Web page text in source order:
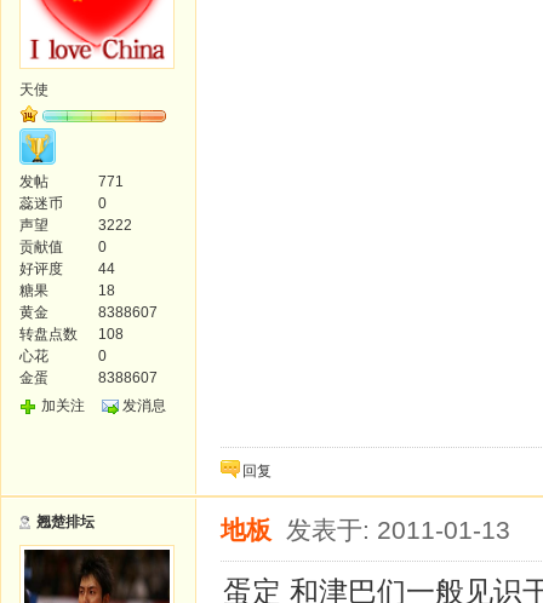
天使
发帖
771
蕊迷币
0
声望
3222
贡献值
0
好评度
44
糖果
18
黄金
8388607
转盘点数
108
心花
0
金蛋
8388607
加关注
发消息
回复
翘楚排坛 地板 发表于: 2011-01-13
蛋定 和津巴们一般见识